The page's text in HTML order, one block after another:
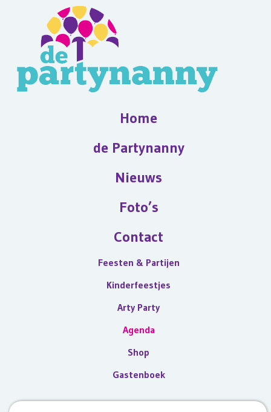
Home
de Partynanny
Nieuws
Foto’s
Contact
Feesten & Partijen
Kinderfeestjes
Arty Party
Agenda
Shop
Gastenboek